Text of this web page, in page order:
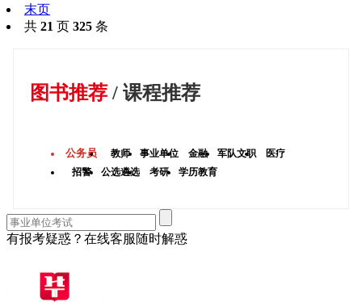
末页
共 21 页 325 条
图书推荐/ 课程推荐
公务员 教师 事业单位 金融 军队文职
医疗
招警
公选遴选 考研 学历教育
有报考疑惑？在线客服随时解惑